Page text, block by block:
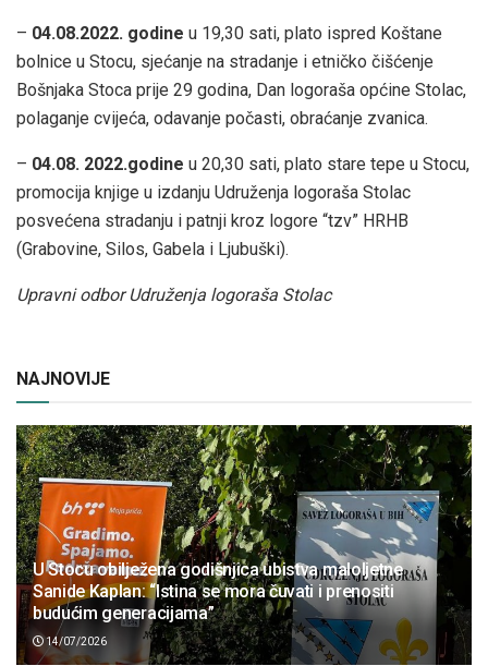
– 04.08.2022. godine u 19,30 sati, plato ispred Koštane
bolnice u Stocu, sjećanje na stradanje i etničko čišćenje
Bošnjaka Stoca prije 29 godina, Dan logoraša općine Stolac,
polaganje cvijeća, odavanje počasti, obraćanje zvanica.
– 04.08. 2022.godine u 20,30 sati, plato stare tepe u Stocu,
promocija knjige u izdanju Udruženja logoraša Stolac
posvećena stradanju i patnji kroz logore “tzv” HRHB
(Grabovine, Silos, Gabela i Ljubuški).
Upravni odbor Udruženja logoraša Stolac
NAJNOVIJE
U Stocu obilježena godišnjica ubistva maloljetne
Sanide Kaplan: “Istina se mora čuvati i prenositi
budućim generacijama”
14/07/2026